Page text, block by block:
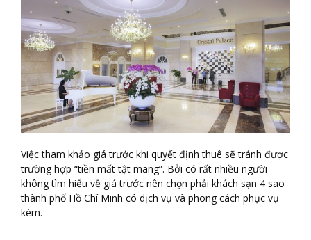
Việc tham khảo giá trước khi quyết định thuê sẽ tránh được
trường hợp “tiền mất tật mang”. Bởi có rất nhiều người
không tìm hiểu về giá trước nên chọn phải khách sạn 4 sao
thành phố Hồ Chí Minh có dịch vụ và phong cách phục vụ
kém.